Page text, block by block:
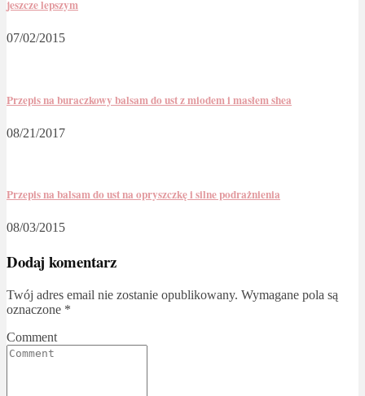
jeszcze lepszym
07/02/2015
Przepis na buraczkowy balsam do ust z miodem i masłem shea
08/21/2017
Przepis na balsam do ust na opryszczkę i silne podrażnienia
08/03/2015
Dodaj komentarz
Twój adres email nie zostanie opublikowany. Wymagane pola są
oznaczone *
Comment